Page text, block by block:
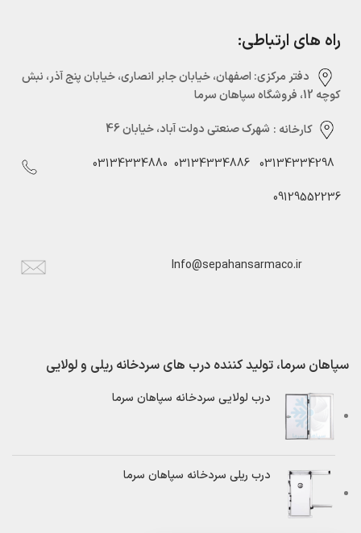
راه های ارتباطی:
دفتر مرکزی:‌ اصفهان، خیابان جابر انصاری، خیابان پنج آذر، نبش
کوچه 12، فروشگاه سپاهان سرما
کارخانه : شهرک صنعتی دولت آباد، خیابان 46
03134334298
03134334886
03134334880
09129552236
Info@sepahansarmaco.ir
سپاهان سرما، تولید کننده درب های سردخانه ریلی و لولایی
درب لولایی سردخانه سپاهان سرما
درب ریلی سردخانه سپاهان سرما